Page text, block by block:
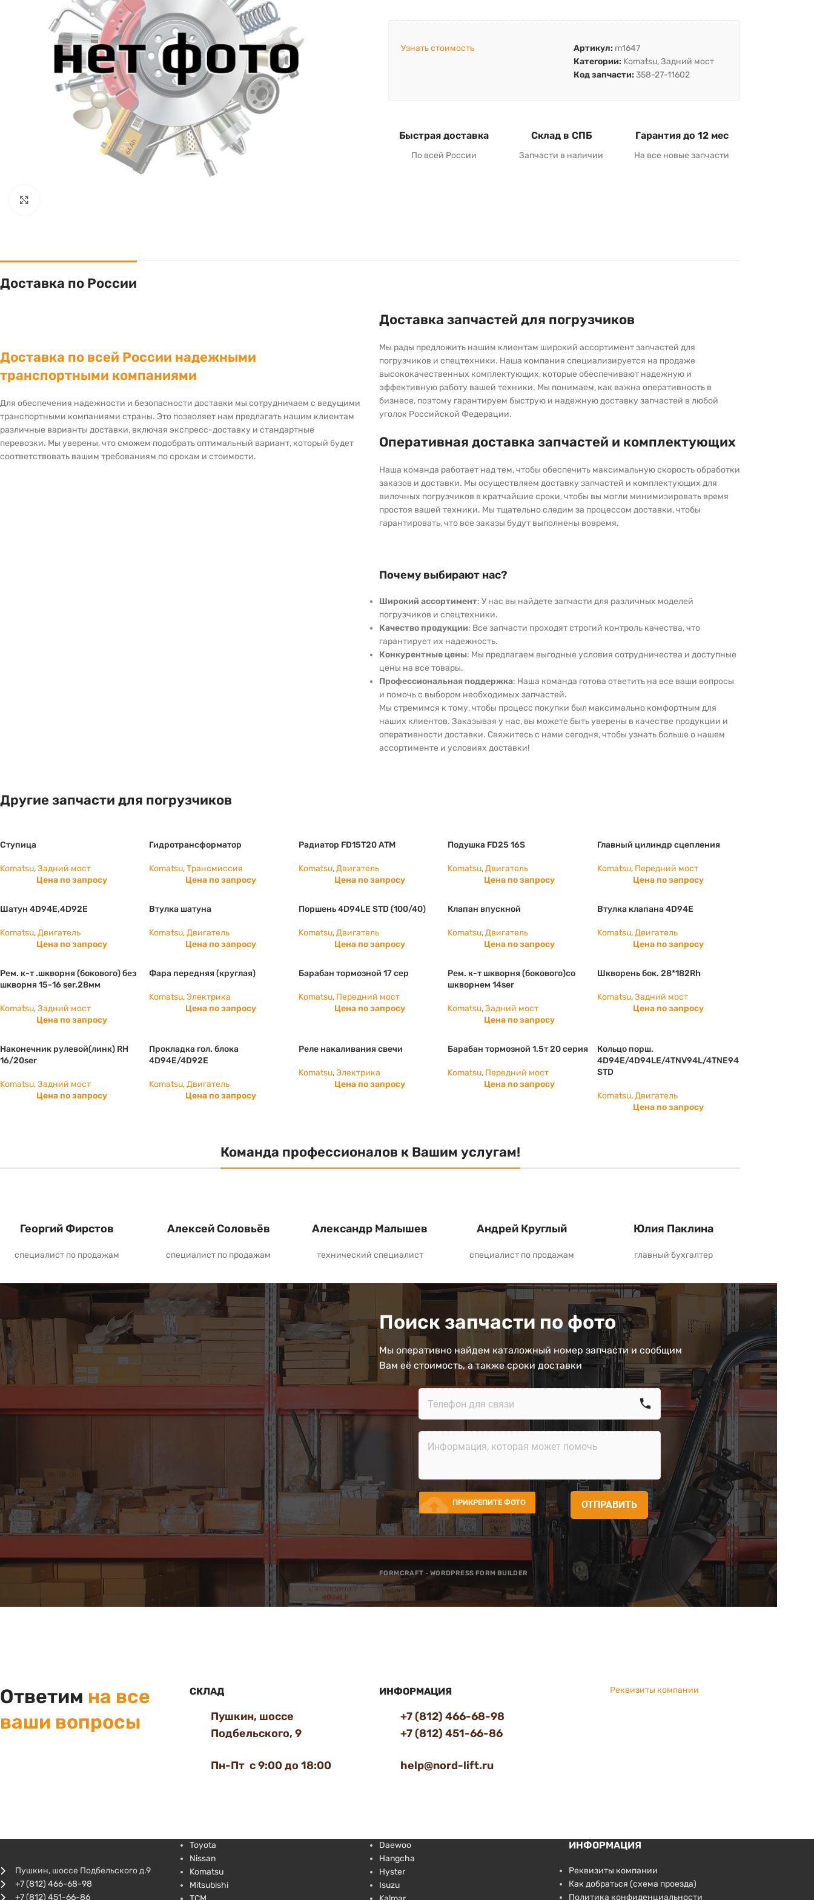
Узнать стоимость Артикул: m1647
Категории: Komatsu, Задний мост
Код запчасти: 358-27-11602
Быстрая доставка
По всей России
Склад в СПБ
Запчасти в наличии
Гарантия до 12 мес
На все новые запчасти
Доставка по России
Доставка по всей России надежными
транспортными компаниями
Для обеспечения надежности и безопасности доставки мы сотрудничаем с ведущими
транспортными компаниями страны. Это позволяет нам предлагать нашим клиентам
различные варианты доставки, включая экспресс-доставку и стандартные
перевозки. Мы уверены, что сможем подобрать оптимальный вариант, который будет
соответствовать вашим требованиям по срокам и стоимости.
Доставка запчастей для погрузчиков
Мы рады предложить нашим клиентам широкий ассортимент запчастей для
погрузчиков и спецтехники. Наша компания специализируется на продаже
высококачественных комплектующих, которые обеспечивают надежную и
эффективную работу вашей техники. Мы понимаем, как важна оперативность в
бизнесе, поэтому гарантируем быструю и надежную доставку запчастей в любой
уголок Российской Федерации.
Оперативная доставка запчастей и комплектующих
Наша команда работает над тем, чтобы обеспечить максимальную скорость обработки
заказов и доставки. Мы осуществляем доставку запчастей и комплектующих для
вилочных погрузчиков в кратчайшие сроки, чтобы вы могли минимизировать время
простоя вашей техники. Мы тщательно следим за процессом доставки, чтобы
гарантировать, что все заказы будут выполнены вовремя.
Почему выбирают нас?
Широкий ассортимент: У нас вы найдете запчасти для различных моделей
погрузчиков и спецтехники.
Качество продукции: Все запчасти проходят строгий контроль качества, что
гарантирует их надежность.
Конкурентные цены: Мы предлагаем выгодные условия сотрудничества и доступные
цены на все товары.
Профессиональная поддержка: Наша команда готова ответить на все ваши вопросы
и помочь с выбором необходимых запчастей.
Мы стремимся к тому, чтобы процесс покупки был максимально комфортным для
наших клиентов. Заказывая у нас, вы можете быть уверены в качестве продукции и
оперативности доставки. Свяжитесь с нами сегодня, чтобы узнать больше о нашем
ассортименте и условиях доставки!
Другие запчасти для погрузчиков
Ступица
Komatsu,Задний мост
Цена по запросу
Гидротрансформатор
Komatsu,Трансмиссия
Цена по запросу
Радиатор FD15T20 ATM
Komatsu,Двигатель
Цена по запросу
Подушка FD25 16S
Komatsu,Двигатель
Цена по запросу
Главный цилиндр сцепления
Komatsu, Передний мост
Цена по запросу
Шатун 4D94E,4D92E
Komatsu,Двигатель
Цена по запросу
Втулка шатуна
Komatsu,Двигатель
Цена по запросу
Поршень 4D94LE STD (100/40)
Komatsu,Двигатель
Цена по запросу
Клапан впускной
Komatsu,Двигатель
Цена по запросу
Втулка клапана 4D94E
Komatsu, Двигатель
Цена по запросу
Рем. к-т .шкворня (бокового) без
шкворня 15-16 ser.28мм
Komatsu,Задний мост
Цена по запросу
Фара передняя (круглая)
Komatsu,Электрика
Цена по запросу
Барабан тормозной 17 сер
Komatsu, Передний мост
Цена по запросу
Рем. к-т шкворня (бокового)со
шкворнем 14ser
Komatsu,Задний мост
Цена по запросу
Шкворень бок. 28*182Rh
Komatsu, Задний мост
Цена по запросу
Наконечник рулевой(линк) RH
16/20ser
Komatsu,Задний мост
Цена по запросу
Прокладка гол. блока
4D94E/4D92E
Komatsu,Двигатель
Цена по запросу
Реле накаливания свечи
Komatsu,Электрика
Цена по запросу
Барабан тормозной 1.5т 20 серия
Komatsu, Передний мост
Цена по запросу
Кольцо порш.
4D94E/4D94LE/4TNV94L/4TNE94
STD
Komatsu, Двигатель
Цена по запросу
Команда профессионалов к Вашим услугам!
Георгий Фирстов
специалист по продажам
Алексей Соловьёв
специалист по продажам
Александр Малышев
технический специалист
Андрей Круглый
специалист по продажам
Юлия Паклина
главный бухгалтер
Поиск запчасти по фото
Мы оперативно найдем каталожный номер запчасти и сообщим
Вам её стоимость, а также сроки доставки
call
cloud_upload ПРИКРЕПИТЕ ФОТО ОТПРАВИТЬ
FORMCRAFT - WORDPRESS FORM BUILDER
Ответим на все
ваши вопросы
СКЛАД
Пушкин, шоссе
Подбельского, 9
Пн-Пт с 9:00 до 18:00
ИНФОРМАЦИЯ
+7 (812) 466-68-98
+7 (812) 451-66-86
help@nord-lift.ru
Реквизиты компании
Пушкин, шоссе Подбельского д.9
+7 (812) 466-68-98
+7 (812) 451-66-86
Toyota
Nissan
Komatsu
Mitsubishi
Daewoo
Hangcha
Hyster
Isuzu
ИНФОРМАЦИЯ
Реквизиты компании
Как добраться (схема проезда)
Политика конфиденциальности